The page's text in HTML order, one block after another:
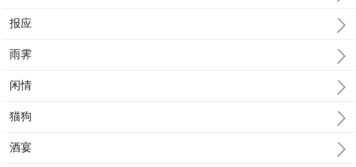
报应
雨霁
闲情
猫狗
酒宴